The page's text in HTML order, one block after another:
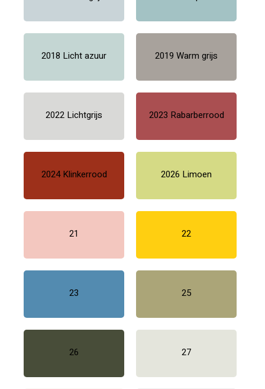
2018 Licht azuur 2019 Warm grijs
2022 Lichtgrijs 2023 Rabarberrood
2024 Klinkerrood 2026 Limoen
21 22
23 25
26 27